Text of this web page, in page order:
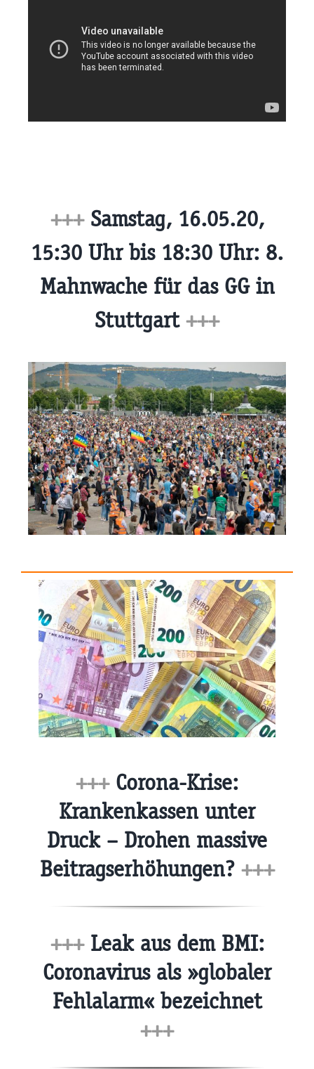
+++Samstag, 16.05.20,
15:30 Uhr bis 18:30 Uhr: 8.
Mahnwache für das GG in
Stuttgart +++
+++Corona-Krise:
Krankenkassen unter
Druck – Drohen massive
Beitragserhöhungen? +++
+++Leak aus dem BMI:
Coronavirus als »globaler
Fehlalarm« bezeichnet
+++